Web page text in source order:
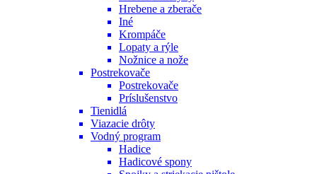
Hrebene a zberače
Iné
Krompáče
Lopaty a rýle
Nožnice a nože
Postrekovače
Postrekovače
Príslušenstvo
Tienidlá
Viazacie drôty
Vodný program
Hadice
Hadicové spony